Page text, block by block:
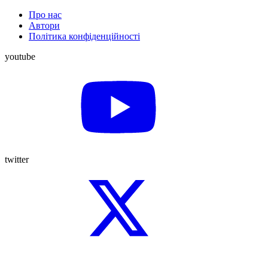
Про нас
Автори
Політика конфіденційності
youtube
twitter